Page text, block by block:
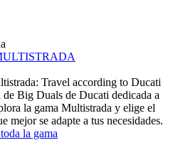
Travel according to Ducati
Big Duals de Ducati dedicada a
la gama Multistrada y elige el
mejor se adapte a tus necesidades.
la gama